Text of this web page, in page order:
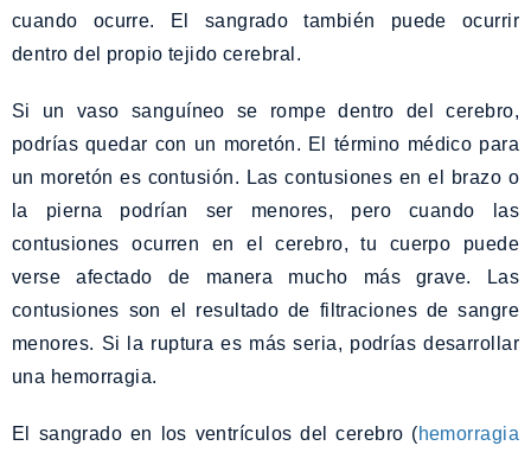
cuando ocurre. El sangrado también puede ocurrir
dentro del propio tejido cerebral.
Si un vaso sanguíneo se rompe dentro del cerebro,
podrías quedar con un moretón. El término médico para
un moretón es contusión. Las contusiones en el brazo o
la pierna podrían ser menores, pero cuando las
contusiones ocurren en el cerebro, tu cuerpo puede
verse afectado de manera mucho más grave. Las
contusiones son el resultado de filtraciones de sangre
menores. Si la ruptura es más seria, podrías desarrollar
una hemorragia.
El sangrado en los ventrículos del cerebro (hemorragia